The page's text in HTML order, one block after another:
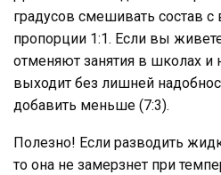
градусов смешивать состав
пропорции 1:1. Если вы
отменяют занятия в школах и
выходит без лишней
добавить меньше (7:3).
Полезно! Если разводить
то она не замерзнет при